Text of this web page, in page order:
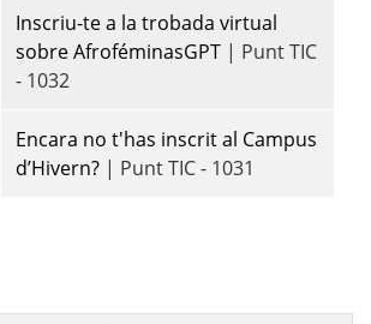
Inscriu-te a la trobada virtual
sobre AfroféminasGPT | Punt TIC
- 1032
Encara no t'has inscrit al Campus
d’Hivern? | Punt TIC - 1031